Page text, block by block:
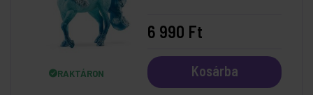
RAKTÁRON
6 990 Ft
Kosárba